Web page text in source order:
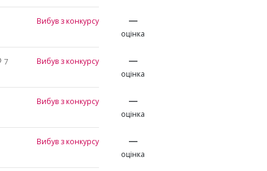
Вибув з конкурсу
—
оцінка
7
Вибув з конкурсу
—
оцінка
Вибув з конкурсу
—
оцінка
Вибув з конкурсу
—
оцінка